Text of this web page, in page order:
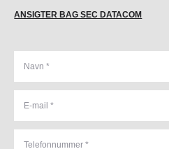
ANSIGTER BAG SEC DATACOM